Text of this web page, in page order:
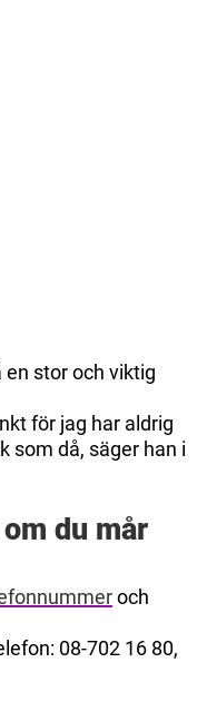
en stor och viktig
för jag har aldrig
som då, säger han i
du mår
och
08-702 16 80,